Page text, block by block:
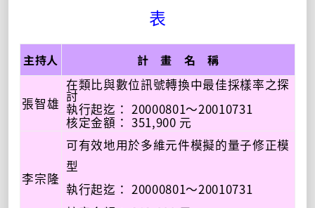
表
主持人 計 畫 名 稱
張智雄
在類比與數位訊號轉換中最佳採樣率之探
討
執行起迄： 20000801～20010731
核定金額： 351,900 元
李宗隆
可有效地用於多維元件模擬的量子修正模
型
執行起迄： 20000801～20010731